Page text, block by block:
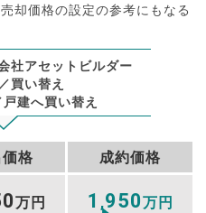
却価格の設定の参考にもなる
社アセットビルダー
買い替え
建へ買い替え
格 成約価格
万円 1 ,950万円